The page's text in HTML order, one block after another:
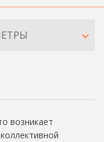
возникает